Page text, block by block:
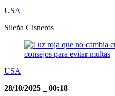
USA
Sileña Cisneros
USA
28/10/2025
00:18